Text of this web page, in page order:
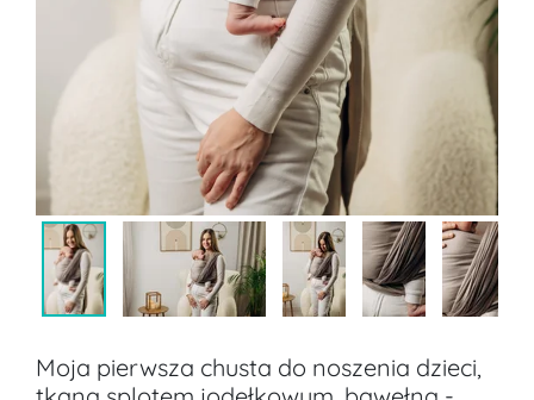
Moja pierwsza chusta do noszenia dzieci,